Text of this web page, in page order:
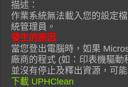
描述：
作業系統無法載入您的設定
統管理員。
發生的原因
當您登出電腦時，如果
廠商的程式 (如：印表機驅動
並沒有停止及釋出資源，可
下載 UPHClean